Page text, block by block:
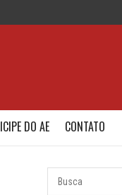
DO AE CONTATO